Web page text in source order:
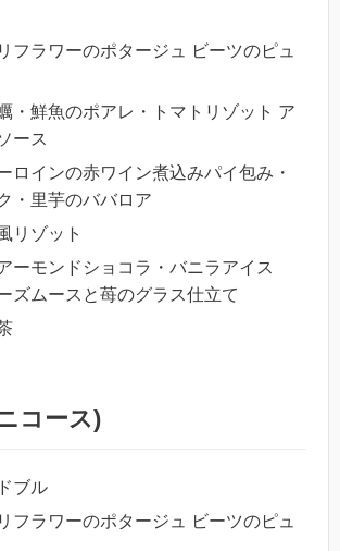
フラワーのポタージュ ビーツのピュ
・鮮魚のポアレ・トマトリゾット ア
ース
ロインの赤ワイン煮込みパイ包み・
・里芋のババロア
リゾット
ーモンドショコラ・バニラアイス
ズムースと苺のグラス仕立て
コース)
ブル
フラワーのポタージュ ビーツのピュ